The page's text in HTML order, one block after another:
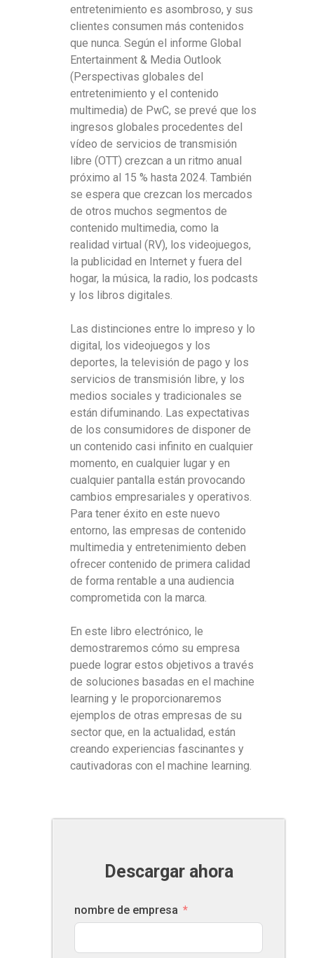
entretenimiento es asombroso, y sus
clientes consumen más contenidos
que nunca. Según el informe Global
Entertainment & Media Outlook
(Perspectivas globales del
entretenimiento y el contenido
multimedia) de PwC, se prevé que los
ingresos globales procedentes del
vídeo de servicios de transmisión
libre (OTT) crezcan a un ritmo anual
próximo al 15 % hasta 2024. También
se espera que crezcan los mercados
de otros muchos segmentos de
contenido multimedia, como la
realidad virtual (RV), los videojuegos,
la publicidad en Internet y fuera del
hogar, la música, la radio, los podcasts
y los libros digitales.
Las distinciones entre lo impreso y lo
digital, los videojuegos y los
deportes, la televisión de pago y los
servicios de transmisión libre, y los
medios sociales y tradicionales se
están difuminando. Las expectativas
de los consumidores de disponer de
un contenido casi infinito en cualquier
momento, en cualquier lugar y en
cualquier pantalla están provocando
cambios empresariales y operativos.
Para tener éxito en este nuevo
entorno, las empresas de contenido
multimedia y entretenimiento deben
ofrecer contenido de primera calidad
de forma rentable a una audiencia
comprometida con la marca.
En este libro electrónico, le
demostraremos cómo su empresa
puede lograr estos objetivos a través
de soluciones basadas en el machine
learning y le proporcionaremos
ejemplos de otras empresas de su
sector que, en la actualidad, están
creando experiencias fascinantes y
cautivadoras con el machine learning.
Descargar ahora
nombre de empresa